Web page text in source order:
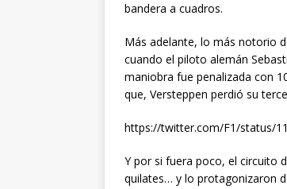
bandera a cuadros.
Más adelante, lo más notorio
cuando el piloto alemán
maniobra fue penalizada con
que, Versteppen perdió su
https://twitter.com/F1/status/
Y por si fuera poco, el circuito
quilates… y lo protagonizaron